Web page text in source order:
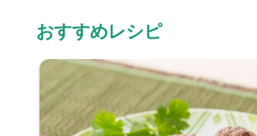
おすすめレシピ